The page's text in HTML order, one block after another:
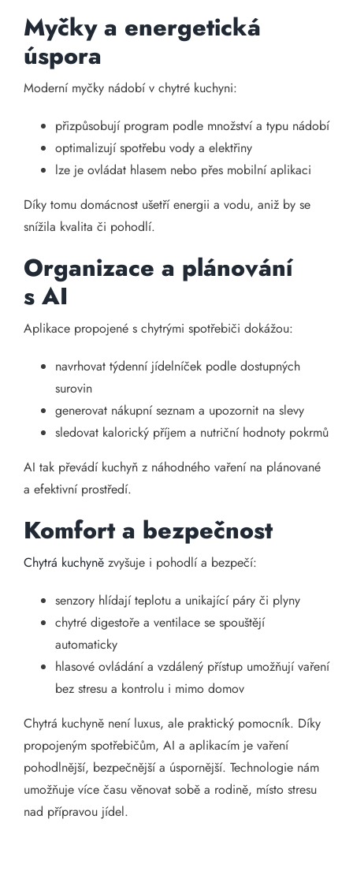
Myčky a energetická
úspora
Moderní myčky nádobí v chytré kuchyni:
přizpůsobují program podle množství a typu nádobí
optimalizují spotřebu vody a elektřiny
lze je ovládat hlasem nebo přes mobilní aplikaci
Díky tomu domácnost ušetří energii a vodu, aniž by se
snížila kvalita či pohodlí.
Organizace a plánování
s AI
Aplikace propojené s chytrými spotřebiči dokážou:
navrhovat týdenní jídelníček podle dostupných
surovin
generovat nákupní seznam a upozornit na slevy
sledovat kalorický příjem a nutriční hodnoty pokrmů
AI tak převádí kuchyň z náhodného vaření na plánované
a efektivní prostředí.
Komfort a bezpečnost
Chytrá kuchyně zvyšuje i pohodlí a bezpečí:
senzory hlídají teplotu a unikající páry či plyny
chytré digestoře a ventilace se spouštějí
automaticky
hlasové ovládání a vzdálený přístup umožňují vaření
bez stresu a kontrolu i mimo domov
Chytrá kuchyně není luxus, ale praktický pomocník. Díky
propojeným spotřebičům, AI a aplikacím je vaření
pohodlnější, bezpečnější a úspornější. Technologie nám
umožňuje více času věnovat sobě a rodině, místo stresu
nad přípravou jídel.